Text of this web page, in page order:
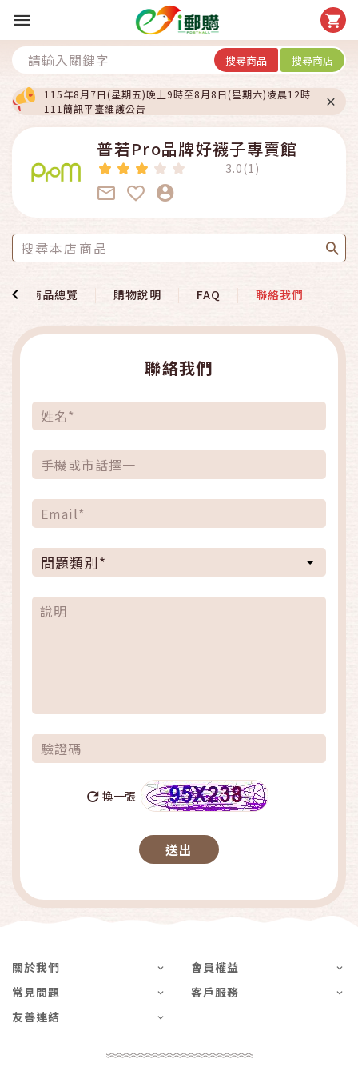
搜尋商品 搜尋商店
115年8月7日(星期五)晚上9時至8月8日(星期六)凌晨12時
111簡訊平臺維護公告
普若Pro品牌好襪子專賣館
3.0(1)
商品總覽 購物說明 FAQ 聯絡我們
聯絡我們
問題類別*
換一張
關於我們
會員權益
常見問題
客戶服務
友善連結